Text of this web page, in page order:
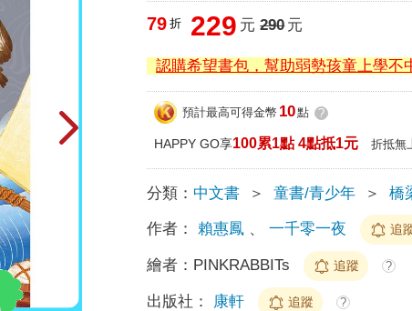
79 折 229 元 290元
認購希望書包，幫助弱勢孩童上學不
預計最高可得金幣 10點 ?
HAPPY GO享100累1點 4點抵1元 折抵無
分類： 中文書 ＞ 童書/青少年 ＞ 橋
作者： 賴惠鳳 、一千零一夜 追
繪者： PINKRABBITs 追蹤 ?
出版社： 康軒 追蹤 ?